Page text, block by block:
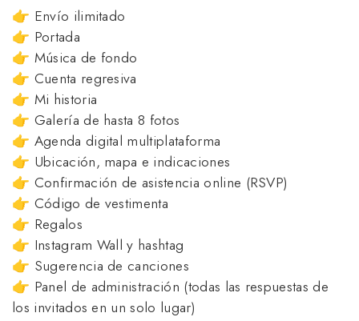
👉 Envío ilimitado
👉 Portada
👉 Música de fondo
👉 Cuenta regresiva
👉 Mi historia
👉 Galería de hasta 8 fotos
👉 Agenda digital multiplataforma
👉 Ubicación, mapa e indicaciones
👉 Confirmación de asistencia online (RSVP)
👉 Código de vestimenta
👉 Regalos
👉 Instagram Wall y hashtag
👉 Sugerencia de canciones
👉 Panel de administración (todas las respuestas de
los invitados en un solo lugar)